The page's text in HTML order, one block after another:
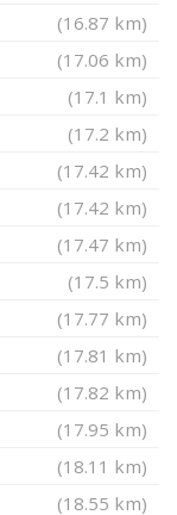
(16.87 km)
(17.06 km)
(17.1 km)
(17.2 km)
(17.42 km)
(17.42 km)
(17.47 km)
(17.5 km)
(17.77 km)
(17.81 km)
(17.82 km)
(17.95 km)
(18.11 km)
(18.55 km)